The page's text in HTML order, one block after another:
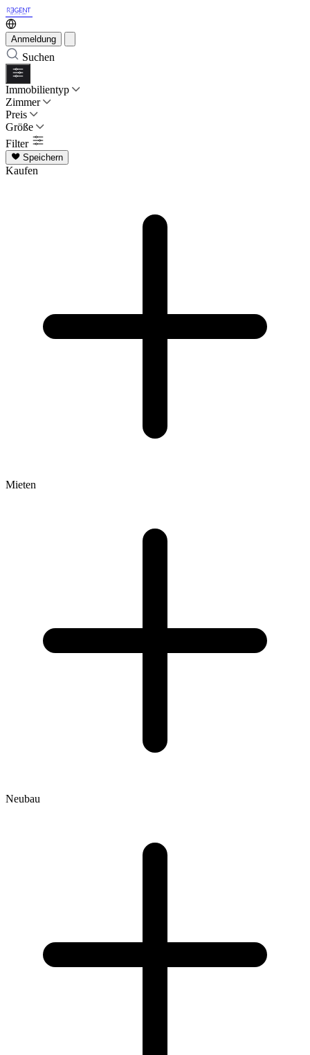
Anmeldung
Suchen
Immobilientyp
Zimmer
Preis
Größe
Filter
Speichern
Kaufen
Mieten
Neubau